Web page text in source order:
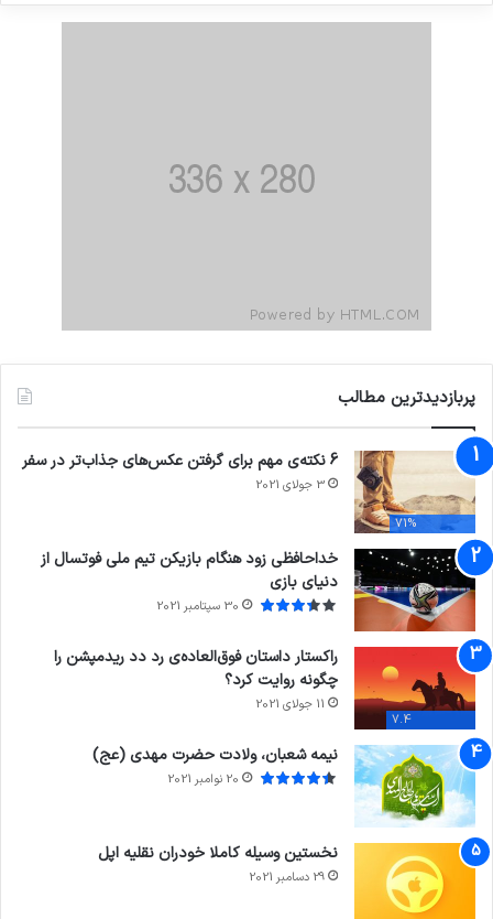
پربازدیدترین مطالب
71%
6 نکته‌ی مهم برای گرفتن عکس‌های جذاب‌تر در سفر
3 جولای 2021
خداحافظی زود هنگام بازیکن تیم ملی فوتسال از
دنیای بازی
30 سپتامبر 2021
7.4
راکستار داستان فوق‌العاده‌ی رد دد ریدمپشن را
چگونه روایت کرد؟
11 جولای 2021
نیمه شعبان، ولادت حضرت مهدی (عج)
20 نوامبر 2021
نخستین وسیله کاملا خودران نقلیه اپل
29 دسامبر 2021